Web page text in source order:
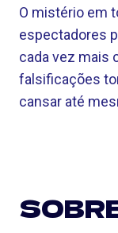
O mistério em
espectadores
cada vez mais
falsificações
cansar até